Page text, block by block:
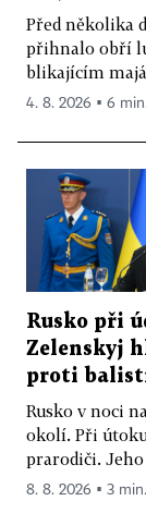
Před několika
přihnalo obří
blikajícím
4. 8. 2026 ▪ 6
Rusko při
Zelenskyj
proti
Rusko v noci
okolí. Při
prarodiči.
8. 8. 2026 ▪ 3